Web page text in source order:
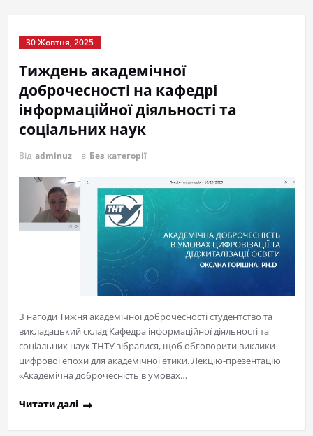
30 Жовтня, 2025
Тиждень академічної
доброчесності на кафедрі
інформаційної діяльності та
соціальних наук
Від adminuz в Без категорії
З нагоди Тижня академічної доброчесності студентство та
викладацький склад Кафедра інформаційної діяльності та
соціальних наук ТНТУ зібралися, щоб обговорити виклики
цифрової епохи для академічної етики. Лекцію-презентацію
«Академічна доброчесність в умовах…
Читати далі